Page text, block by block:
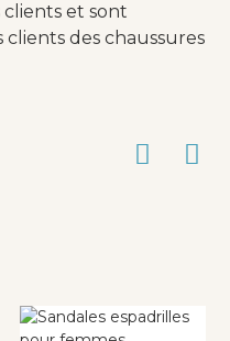
et sont
des chaussures